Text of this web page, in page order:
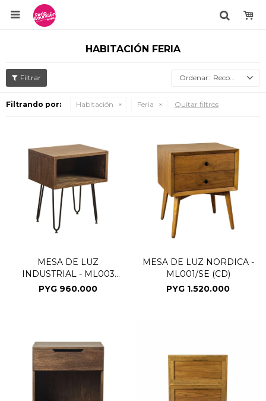

HABITACIÓN FERIA
Recomendados
Filtrando por: Habitación Feria Quitar filtros
MESA DE LUZ
INDUSTRIAL - ML003
(CD)
PYG 960.000
MESA DE LUZ NORDICA -
ML001/SE (CD)
PYG 1.520.000